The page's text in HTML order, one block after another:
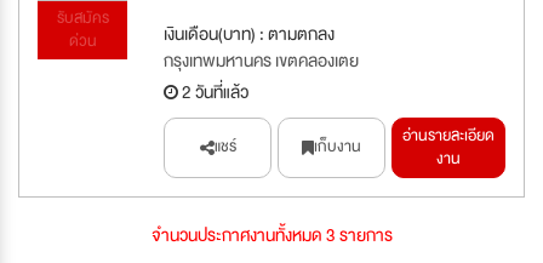
รับสมัคร
ด่วน
เงินเดือน(บาท) : ตามตกลง
กรุงเทพมหานคร เขตคลองเตย
2 วันที่แล้ว
แชร์ เก็บงาน
อ่านรายละเอียด
งาน
จำนวนประกาศงานทั้งหมด 3 รายการ